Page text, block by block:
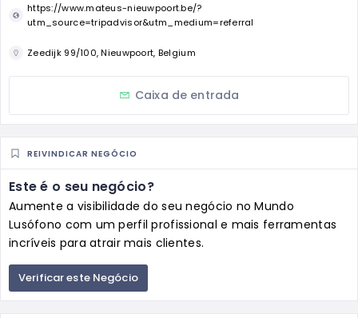
https://www.mateus-nieuwpoort.be/?
utm_source=tripadvisor&utm_medium=referral
Zeedijk 99/100, Nieuwpoort, Belgium
Caixa de entrada
REIVINDICAR NEGÓCIO
Este é o seu negócio?
Aumente a visibilidade do seu negócio no Mundo
Lusófono com um perfil profissional e mais ferramentas
incríveis para atrair mais clientes.
Verificar este Negócio